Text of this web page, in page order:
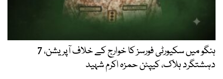
ہنگو میں سکیورٹی فورسز کا خوارج کے خلاف آپریشن، 7
دہشتگرد ہلاک، کیپٹن حمزہ اکرم شہید